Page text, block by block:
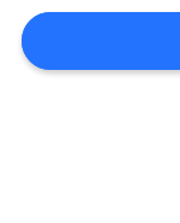
SIE EIN
ZITAT